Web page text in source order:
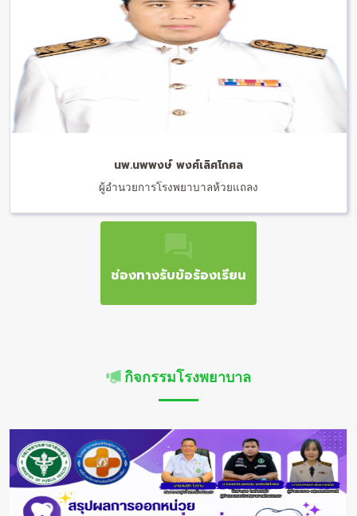
นพ.นพพงษ์ พงศ์เลิศโกศล
ผู้อำนวยการโรงพยาบาลห้วยแถลง
ช่องทางรับข้อร้องเรียน
กิจกรรมโรงพยาบาล